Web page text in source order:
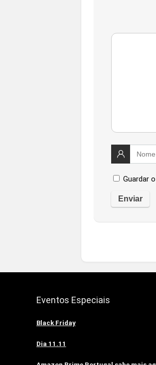
Guardar
Eventos Especiais
Black Friday
Dia 11.11